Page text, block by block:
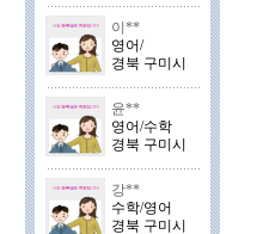
이**
영어/
경북 구미시
윤**
영어/수학
경북 구미시
강**
수학/영어
경북 구미시